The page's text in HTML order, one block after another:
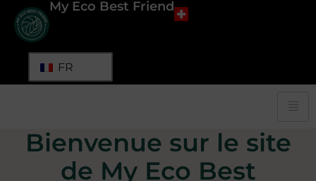
My Eco Best Friend
FR
Bienvenue sur le site
de My Eco Best